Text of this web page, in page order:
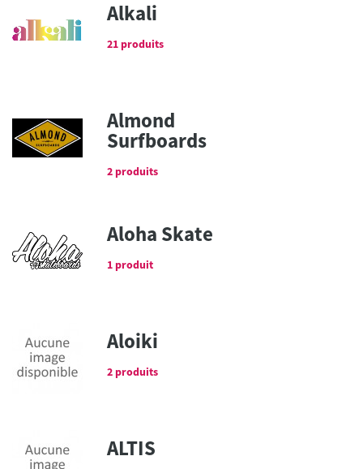
Alkali
21 produits
Almond
Surfboards
2 produits
Aloha Skate
1 produit
Aloiki
2 produits
ALTIS